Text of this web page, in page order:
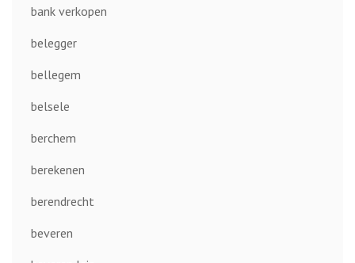
bank verkopen
belegger
bellegem
belsele
berchem
berekenen
berendrecht
beveren